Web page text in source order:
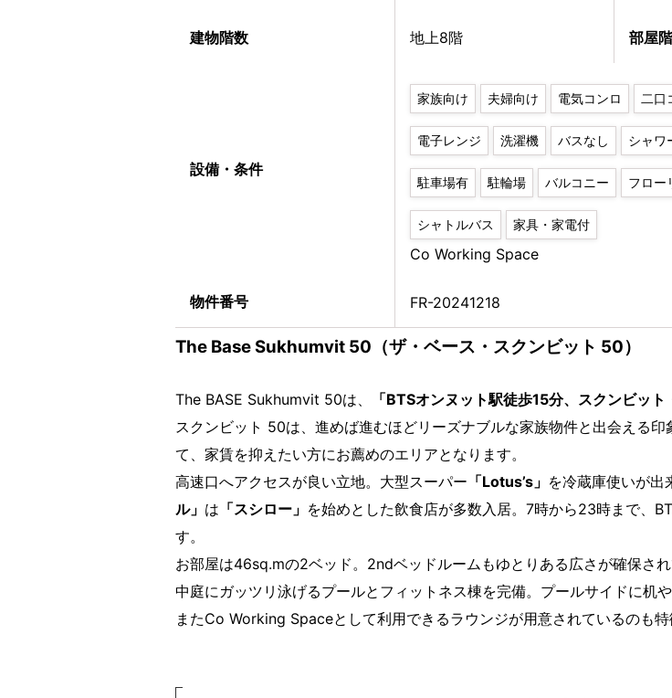
建物階数 地上8階 部屋
設備・条件
家族向け 夫婦向け 電気コンロ 二口
電子レンジ 洗濯機 バスなし シャワ
駐車場有 駐輪場 バルコニー フロー
シャトルバス 家具・家電付
Co Working Space
物件番号 FR-20241218
The Base Sukhumvit 50（ザ・ベース・スクンビット 50）
The BASE Sukhumvit 50は、 「BTSオンヌット駅徒歩15分、スクンビット
スクンビット 50は、進めば進むほどリーズナブルな家族物件と出会える
て、家賃を抑えたい方にお薦めのエリアとなります。
高速口へアクセスが良い立地。大型スーパー 「Lotus’s」 を冷蔵庫使いが出
ル」 は 「スシロー」 を始めとした飲食店が多数入居。7時から23時まで、
す。
お部屋は46sq.mの2ベッド。2ndベッドルームもゆとりある広さが確保され
中庭にガッツリ泳げるプールとフィットネス棟を完備。プールサイドに机
またCo Working Spaceとして利用できるラウンジが用意されているのも特